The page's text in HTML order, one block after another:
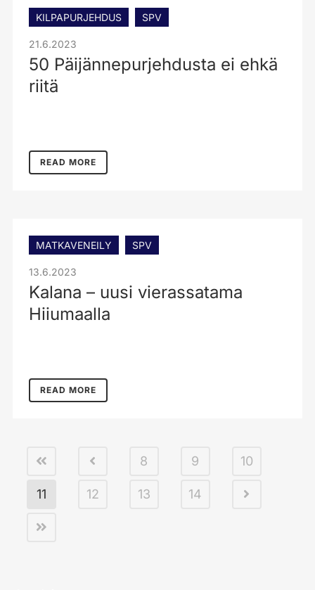
KILPAPURJEHDUS SPV
21.6.2023
50 Päijännepurjehdusta ei ehkä
riitä
READ MORE
MATKAVENEILY SPV
13.6.2023
Kalana – uusi vierassatama
Hiiumaalla
READ MORE
8 9 10
11 12 13 14